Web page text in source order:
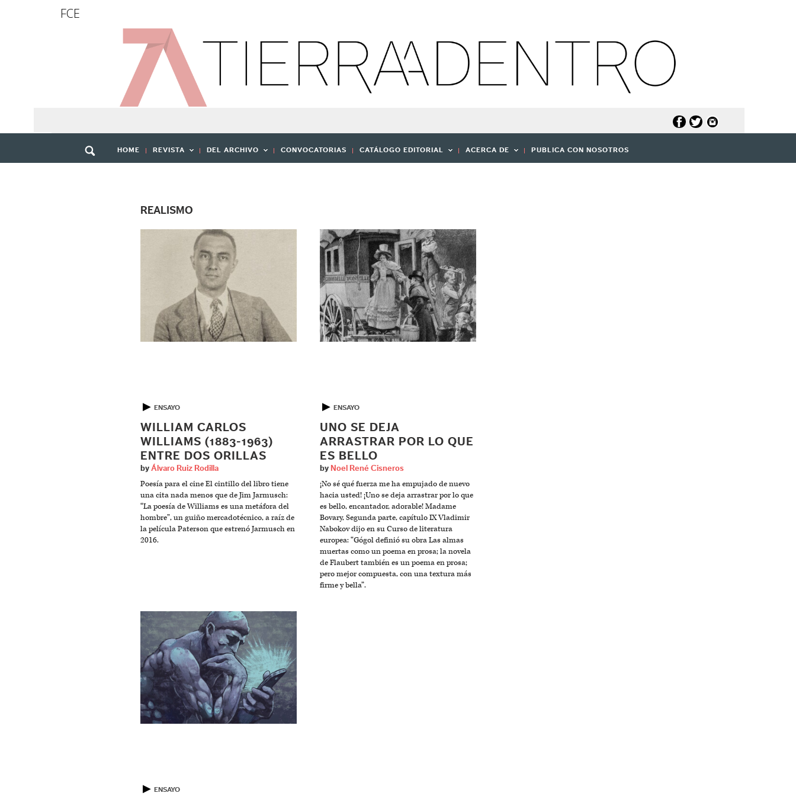
FCE
HOME REVISTA DEL ARCHIVO CONVOCATORIAS CATÁLOGO EDITORIAL ACERCA DE PUBLICA CON NOSOTROS
REALISMO
▶ ENSAYO
WILLIAM CARLOS
WILLIAMS (1883-1963)
ENTRE DOS ORILLAS
by Álvaro Ruiz Rodilla
Poesía para el cine El cintillo del libro tiene
una cita nada menos que de Jim Jarmusch:
“La poesía de Williams es una metáfora del
hombre”, un guiño mercadotécnico, a raíz de
la película Paterson que estrenó Jarmusch en
2016.
▶ ENSAYO
UNO SE DEJA
ARRASTRAR POR LO QUE
ES BELLO
by Noel René Cisneros
¡No sé qué fuerza me ha empujado de nuevo
hacia usted! ¡Uno se deja arrastrar por lo que
es bello, encantador, adorable! Madame
Bovary, Segunda parte, capítulo IX Vladimir
Nabokov dijo en su Curso de literatura
europea: “Gógol definió su obra Las almas
muertas como un poema en prosa; la novela
de Flaubert también es un poema en prosa;
pero mejor compuesta, con una textura más
firme y bella”.
▶ ENSAYO